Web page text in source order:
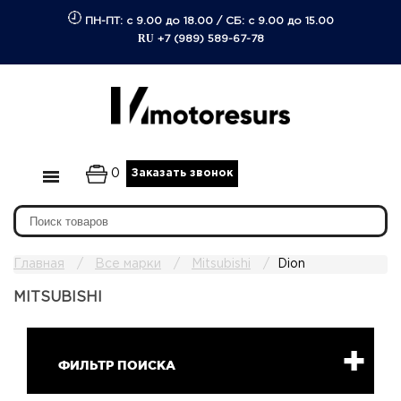
ПН-ПТ: с 9.00 до 18.00/ СБ: с 9.00 до 15.00
RU +7 (989) 589-67-78
0 Заказать звонок
Главная Все марки Mitsubishi Dion
MITSUBISHI
ФИЛЬТР ПОИСКА